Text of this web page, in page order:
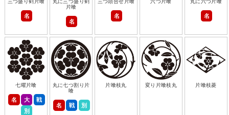
三つ盛り剣片喰
名
丸に三つ盛り剣
片喰
名
三つ頭合せ片喰
名
六つ片喰 丸に六つ片喰
名
七曜片喰
名 大
戦
別
丸に七つ割り片
喰
名 戦 別
片喰枝丸 変り片喰枝丸 片喰枝菱